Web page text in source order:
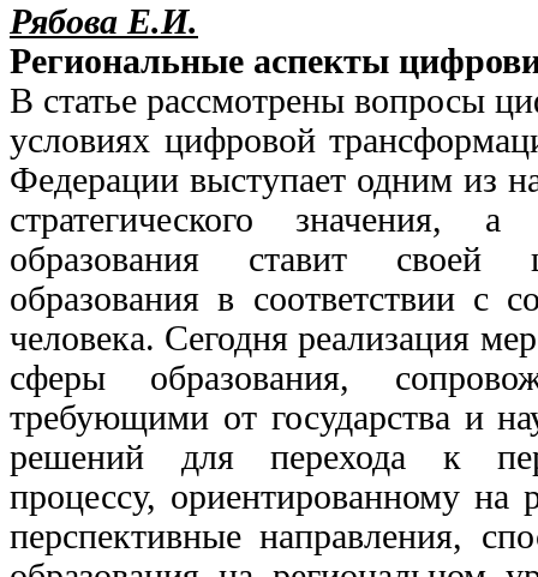
Рябова Е.И.
Региональные аспекты
В статье рассмотрены вопросы
условиях цифровой
Федерации выступает одним из
стратегического значения,
образования ставит своей
образования в соответствии с
человека. Сегодня реализация
сферы образования,
требующими от государства и
решений для перехода к
процессу, ориентированному на
перспективные направления,